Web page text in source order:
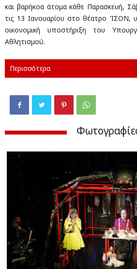
και βαρήκοα άτομα κάθε Παρασκευή,
τις 13 Ιανουαρίου στο θέατρο ΊΣΟΝ,
οικονομική υποστήριξη του
Αθλητισμού.
Περισσότερα
Previ